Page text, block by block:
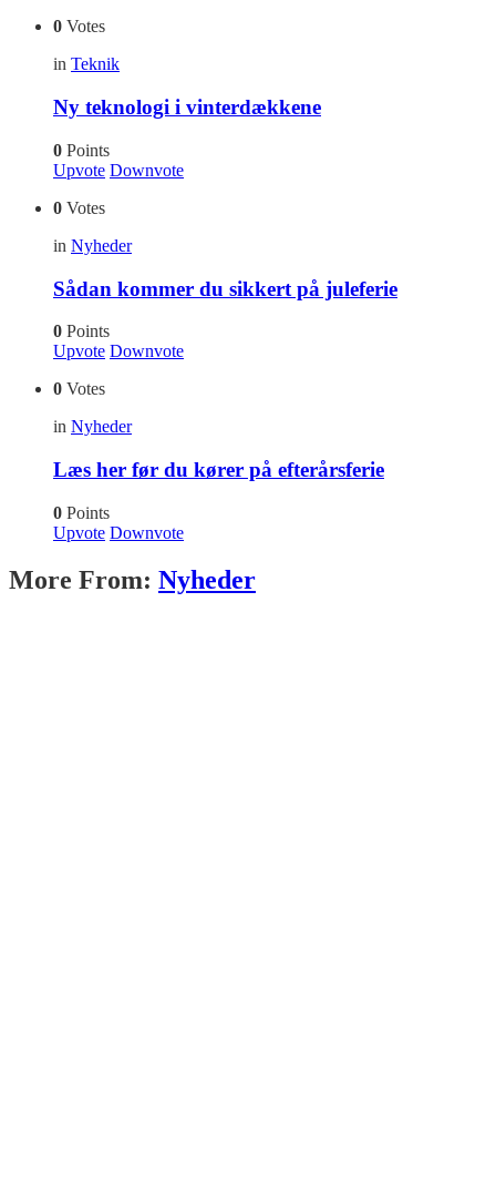
0 Votes
in Teknik
Ny teknologi i vinterdækkene
0 Points
Upvote Downvote
0 Votes
in Nyheder
Sådan kommer du sikkert på juleferie
0 Points
Upvote Downvote
0 Votes
in Nyheder
Læs her før du kører på efterårsferie
0 Points
Upvote Downvote
More From: Nyheder